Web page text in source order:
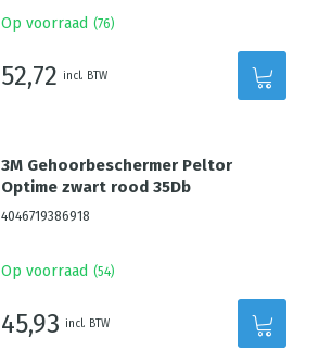
Op voorraad (76)
52,72 incl. BTW
3M Gehoorbeschermer Peltor
Optime zwart rood 35Db
4046719386918
Op voorraad (54)
45,93 incl. BTW